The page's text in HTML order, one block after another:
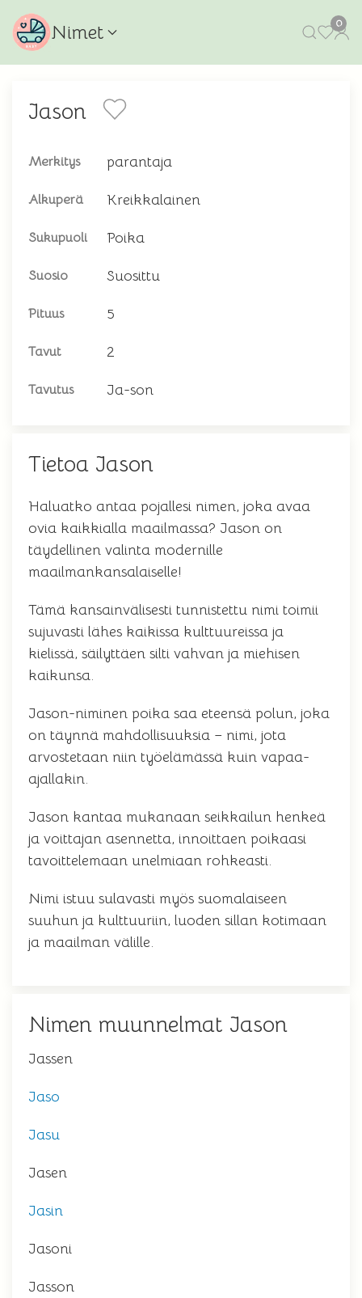
Nimet 0
Jason
Merkitys parantaja
Alkuperä Kreikkalainen
Sukupuoli Poika
Suosio Suosittu
Pituus 5
Tavut 2
Tavutus Ja-son
Tietoa Jason
Haluatko antaa pojallesi nimen, joka avaa
ovia kaikkialla maailmassa? Jason on
täydellinen valinta modernille
maailmankansalaiselle!
Tämä kansainvälisesti tunnistettu nimi toimii
sujuvasti lähes kaikissa kulttuureissa ja
kielissä, säilyttäen silti vahvan ja miehisen
kaikunsa.
Jason-niminen poika saa eteensä polun, joka
on täynnä mahdollisuuksia – nimi, jota
arvostetaan niin työelämässä kuin vapaa-
ajallakin.
Jason kantaa mukanaan seikkailun henkeä
ja voittajan asennetta, innoittaen poikaasi
tavoittelemaan unelmiaan rohkeasti.
Nimi istuu sulavasti myös suomalaiseen
suuhun ja kulttuuriin, luoden sillan kotimaan
ja maailman välille.
Nimen muunnelmat Jason
Jassen
Jaso
Jasu
Jasen
Jasin
Jasoni
Jasson